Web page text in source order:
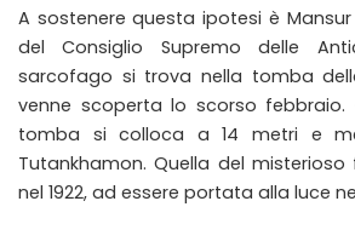
A sostenere questa ipotesi è
del Consiglio Supremo delle
sarcofago si trova nella tomba
venne scoperta lo scorso febbraio.
tomba si colloca a 14 metri e
Tutankhamon. Quella del misterioso
nel 1922, ad essere portata alla luce